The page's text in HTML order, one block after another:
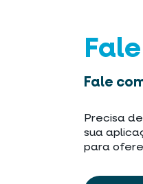
Fale
Precisa
sua
para